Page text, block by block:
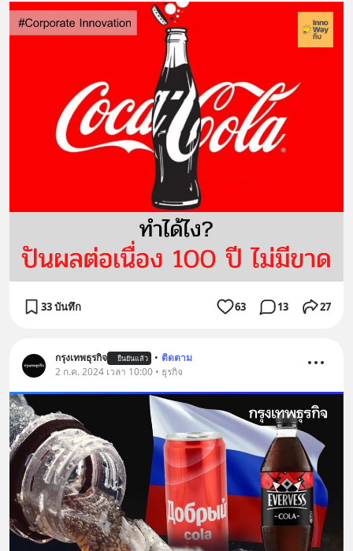
33 บันทึก 63 13 27
กรุงเทพธุรกิจ ยืนยันแล้ว • ติดตาม
2 ก.ค. 2024 เวลา 10:00 • ธุรกิจ